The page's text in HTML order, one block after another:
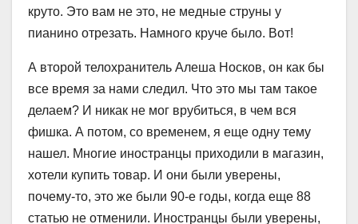
круто. Это вам не это, не медные струны у
пианино отрезать. Намного круче было. Вот!
А второй телохранитель Алеша Носков, он как бы
все время за нами следил. Что это мы там такое
делаем? И никак не мог врубиться, в чем вся
фишка. А потом, со временем, я еще одну тему
нашел. Многие иностранцы приходили в магазин,
хотели купить товар. И они были уверены,
почему-то, это же были 90-е годы, когда еще 88
статью не отменили. Иностранцы были уверены,